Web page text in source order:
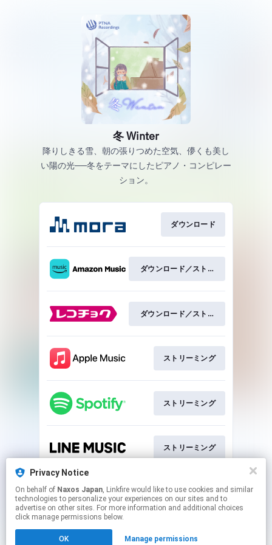
冬 Winter
降りしきる雪、朝の張りつめた空気、儚くも美し
い陽の光──冬をテーマにしたピアノ・コンピレー
ション。
ダウンロード
ダウンロード／ストリーミング
ダウンロード／ストリーミング
ストリーミング
ストリーミング
ストリーミング
ストリーミング
Privacy Notice
On behalf of Naxos Japan, Linkfire would like to use cookies and similar
technologies to personalize your experiences on our sites and to
advertise on other sites. For more information and additional choices
click manage permissions below.
OK Manage permissions